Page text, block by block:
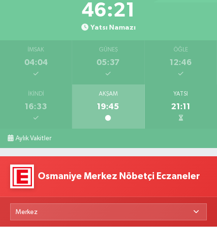
46:19
Yatsı Namazı
İMSAK
04:04
GÜNEŞ
05:37
ÖĞLE
12:46
İKINDI
16:33
AKŞAM
19:45
YATSI
21:11
Aylık Vakitler
Osmaniye Merkez Nöbetçi Eczaneler